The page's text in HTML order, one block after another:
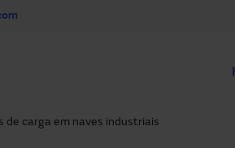
carga em naves industriais